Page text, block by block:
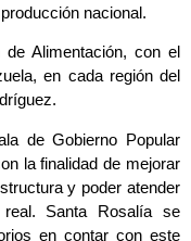
nacional.
de Alimentación, con el
en cada región del
de Gobierno Popular
la finalidad de mejorar
y poder atender
Santa Rosalía se
en contar con este